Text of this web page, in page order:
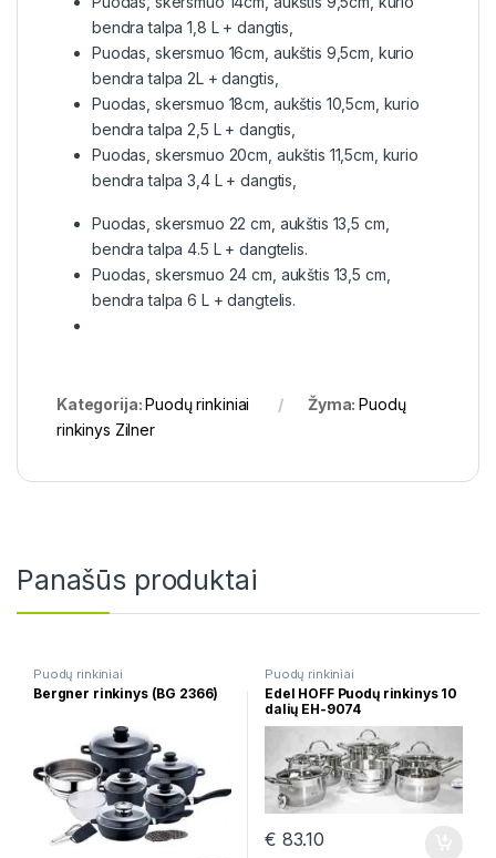
bendra talpa 1,8 L + dangtis,
Puodas, skersmuo 16cm, aukštis 9,5cm, kurio
bendra talpa 2L + dangtis,
Puodas, skersmuo 18cm, aukštis 10,5cm, kurio
bendra talpa 2,5 L + dangtis,
Puodas, skersmuo 20cm, aukštis 11,5cm, kurio
bendra talpa 3,4 L + dangtis,
Puodas, skersmuo 22 cm, aukštis 13,5 cm,
bendra talpa 4.5 L + dangtelis.
Puodas, skersmuo 24 cm, aukštis 13,5 cm,
bendra talpa 6 L + dangtelis.
Kategorija:Puodų rinkiniai Žyma:Puodų
rinkinys Zilner
Panašūs produktai
Puodų rinkiniai
Bergner rinkinys (BG 2366)
Puodų rinkiniai
Edel HOFF Puodų rinkinys 10
dalių EH-9074
€ 83.10